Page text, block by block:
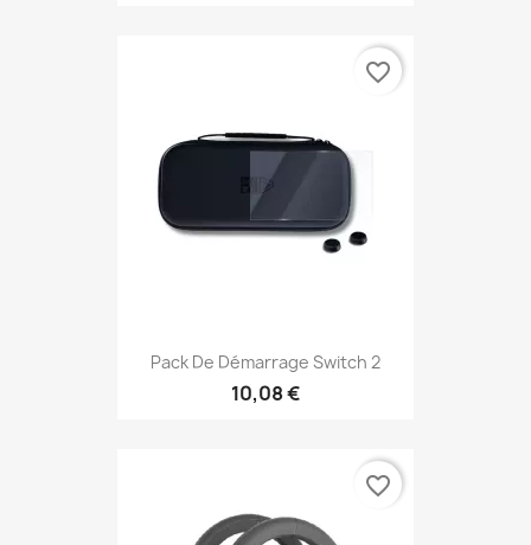
Pack De Démarrage Switch 2
10,08 €
favorite_border
favorite_border